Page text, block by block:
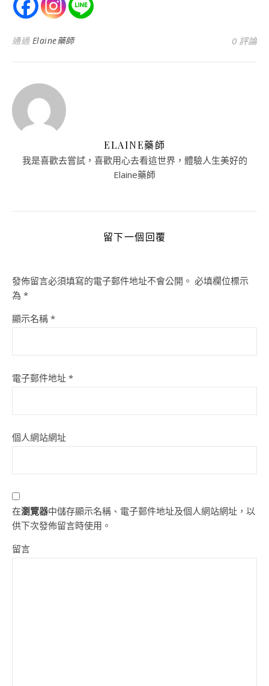
通過 Elaine藥師 0 評論
ELAINE藥師
我是喜歡去嘗試，喜歡用心去看這世界，體驗人生美好的
Elaine藥師
留下一個回覆
發佈留言必須填寫的電子郵件地址不會公開。 必填欄位標示
為 *
顯示名稱 *
電子郵件地址 *
個人網站網址
在瀏覽器中儲存顯示名稱、電子郵件地址及個人網站網址，以
供下次發佈留言時使用。
留言